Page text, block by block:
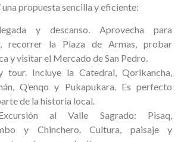
propuesta sencilla y eficiente:
y descanso. Aprovecha para
recorrer la Plaza de Armas, probar
y visitar el Mercado de San Pedro.
tour. Incluye la Catedral, Qorikancha,
Q’enqo y Pukapukara. Es perfecto
de la historia local.
al Valle Sagrado: Pisaq,
y Chinchero. Cultura, paisaje y